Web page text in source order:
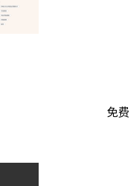
免费